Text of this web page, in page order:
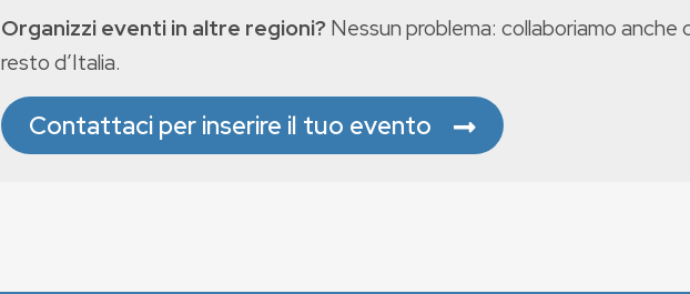
Organizzi eventi in altre regioni? Nessun problema: collaboriamo anche
resto d’Italia.
Contattaci per inserire il tuo evento